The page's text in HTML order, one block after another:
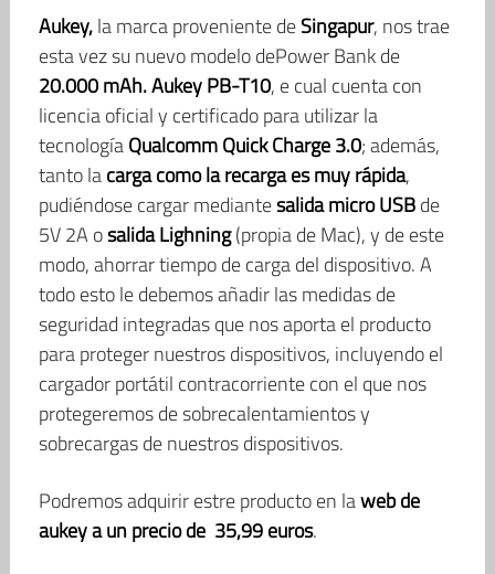
Aukey,la marca proveniente deSingapur, nos trae
esta vez su nuevo modelo dePower Bank de
20.000 mAh. Aukey PB-T10, e cual cuenta con
licencia oficial y certificado para utilizar la
tecnologíaQualcomm Quick Charge 3.0; además,
tanto lacarga como la recarga es muy rápida,
pudiéndose cargar mediantesalida micro USBde
5V 2A osalida Lighning(propia de Mac), y de este
modo, ahorrar tiempo de carga del dispositivo. A
todo esto le debemos añadir las medidas de
seguridad integradas que nos aporta el producto
para proteger nuestros dispositivos, incluyendo el
cargador portátil contracorriente con el que nos
protegeremos de sobrecalentamientos y
sobrecargas de nuestros dispositivos.
Podremos adquirir estre producto en laweb de
aukey a un precio de 35,99 euros.